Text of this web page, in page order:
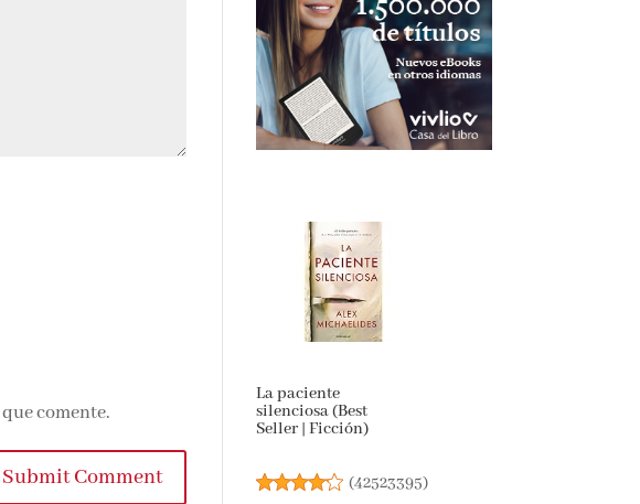
comente.
Submit Comment
La paciente
silenciosa (Best
Seller | Ficción)
(42523395)